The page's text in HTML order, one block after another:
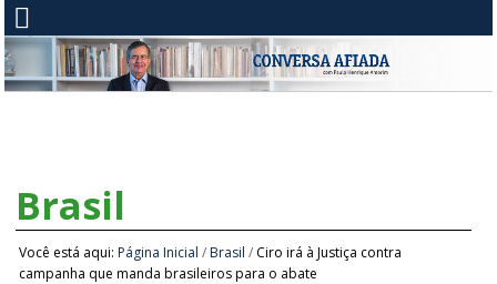
Brasil
Você está aqui: Página Inicial / Brasil / Ciro irá à Justiça contra
campanha que manda brasileiros para o abate